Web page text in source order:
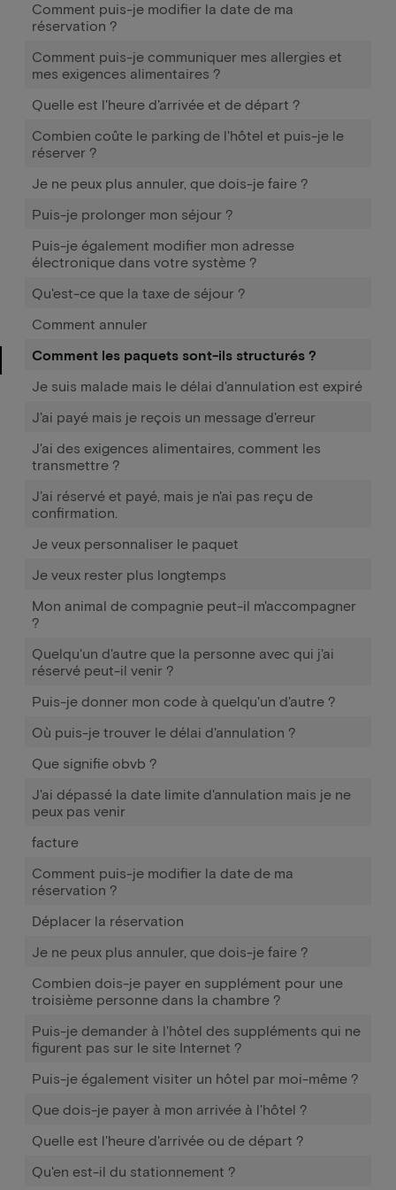
Comment puis-je modifier la date de ma
réservation ?
Comment puis-je communiquer mes allergies et
mes exigences alimentaires ?
Quelle est l'heure d'arrivée et de départ ?
Combien coûte le parking de l'hôtel et puis-je le
réserver ?
Je ne peux plus annuler, que dois-je faire ?
Puis-je prolonger mon séjour ?
Puis-je également modifier mon adresse
électronique dans votre système ?
Qu'est-ce que la taxe de séjour ?
Comment annuler
Comment les paquets sont-ils structurés ?
Je suis malade mais le délai d'annulation est expiré
J'ai payé mais je reçois un message d'erreur
J'ai des exigences alimentaires, comment les
transmettre ?
J'ai réservé et payé, mais je n'ai pas reçu de
confirmation.
Je veux personnaliser le paquet
Je veux rester plus longtemps
Mon animal de compagnie peut-il m'accompagner
?
Quelqu'un d'autre que la personne avec qui j'ai
réservé peut-il venir ?
Puis-je donner mon code à quelqu'un d'autre ?
Où puis-je trouver le délai d'annulation ?
Que signifie obvb ?
J'ai dépassé la date limite d'annulation mais je ne
peux pas venir
facture
Comment puis-je modifier la date de ma
réservation ?
Déplacer la réservation
Je ne peux plus annuler, que dois-je faire ?
Combien dois-je payer en supplément pour une
troisième personne dans la chambre ?
Puis-je demander à l'hôtel des suppléments qui ne
figurent pas sur le site Internet ?
Puis-je également visiter un hôtel par moi-même ?
Que dois-je payer à mon arrivée à l'hôtel ?
Quelle est l'heure d'arrivée ou de départ ?
Qu'en est-il du stationnement ?